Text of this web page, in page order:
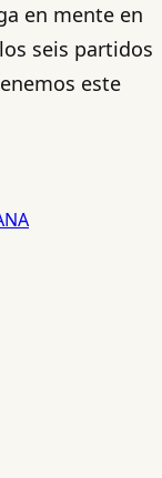
en mente en
seis partidos
este